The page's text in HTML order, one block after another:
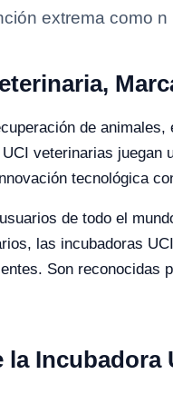
extrema como n
de
veterinarias juegan
tecnológica
de todo el
las incubadoras
Son
Incubadora